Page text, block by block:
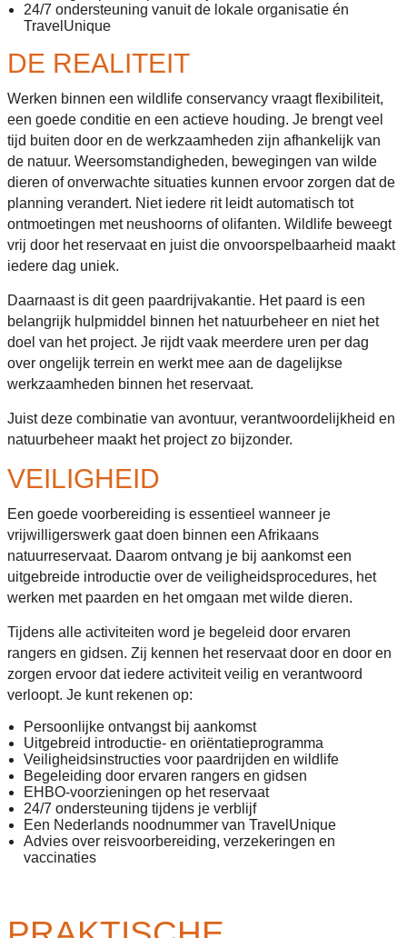
24/7 ondersteuning vanuit de lokale organisatie én
TravelUnique
DE REALITEIT
Werken binnen een wildlife conservancy vraagt flexibiliteit,
een goede conditie en een actieve houding. Je brengt veel
tijd buiten door en de werkzaamheden zijn afhankelijk van
de natuur. Weersomstandigheden, bewegingen van wilde
dieren of onverwachte situaties kunnen ervoor zorgen dat de
planning verandert. Niet iedere rit leidt automatisch tot
ontmoetingen met neushoorns of olifanten. Wildlife beweegt
vrij door het reservaat en juist die onvoorspelbaarheid maakt
iedere dag uniek.
Daarnaast is dit geen paardrijvakantie. Het paard is een
belangrijk hulpmiddel binnen het natuurbeheer en niet het
doel van het project. Je rijdt vaak meerdere uren per dag
over ongelijk terrein en werkt mee aan de dagelijkse
werkzaamheden binnen het reservaat.
Juist deze combinatie van avontuur, verantwoordelijkheid en
natuurbeheer maakt het project zo bijzonder.
VEILIGHEID
Een goede voorbereiding is essentieel wanneer je
vrijwilligerswerk gaat doen binnen een Afrikaans
natuurreservaat. Daarom ontvang je bij aankomst een
uitgebreide introductie over de veiligheidsprocedures, het
werken met paarden en het omgaan met wilde dieren.
Tijdens alle activiteiten word je begeleid door ervaren
rangers en gidsen. Zij kennen het reservaat door en door en
zorgen ervoor dat iedere activiteit veilig en verantwoord
verloopt. Je kunt rekenen op:
Persoonlijke ontvangst bij aankomst
Uitgebreid introductie- en oriëntatieprogramma
Veiligheidsinstructies voor paardrijden en wildlife
Begeleiding door ervaren rangers en gidsen
EHBO-voorzieningen op het reservaat
24/7 ondersteuning tijdens je verblijf
Een Nederlands noodnummer van TravelUnique
Advies over reisvoorbereiding, verzekeringen en
vaccinaties